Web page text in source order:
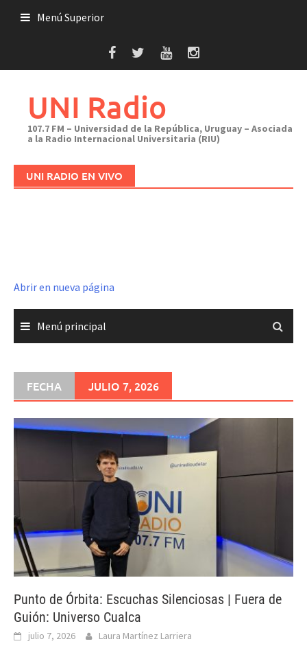
Menú Superior
UNI Radio
107.7 FM – Universidad de la República, Uruguay – Asociada
a la Radio Internacional Universitaria (RIU)
UNI RADIO EN VIVO
Abrir en nueva página
Menú principal
FECHA JULIO 7, 2026
Punto de Órbita: Escuchas Silenciosas | Fuera de
Guión: Universo Cualca
julio 7, 2026 Laura Martínez Larriera